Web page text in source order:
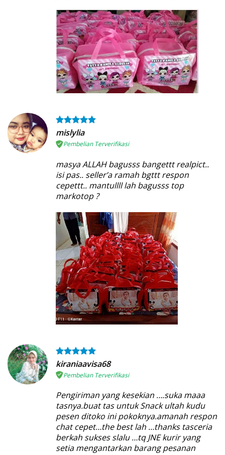
mislylia
Pembelian Terverifikasi
masya ALLAH bagusss bangettt realpict..
isi pas.. seller’a ramah bgttt respon
cepettt.. mantullll lah bagusss top
markotop ?
kiraniaavisa68
Pembelian Terverifikasi
Pengiriman yang kesekian ….suka maaa
tasnya.buat tas untuk Snack ultah kudu
pesen ditoko ini pokoknya.amanah respon
chat cepet…the best lah …thanks tasceria
berkah sukses slalu …tq JNE kurir yang
setia mengantarkan barang pesanan